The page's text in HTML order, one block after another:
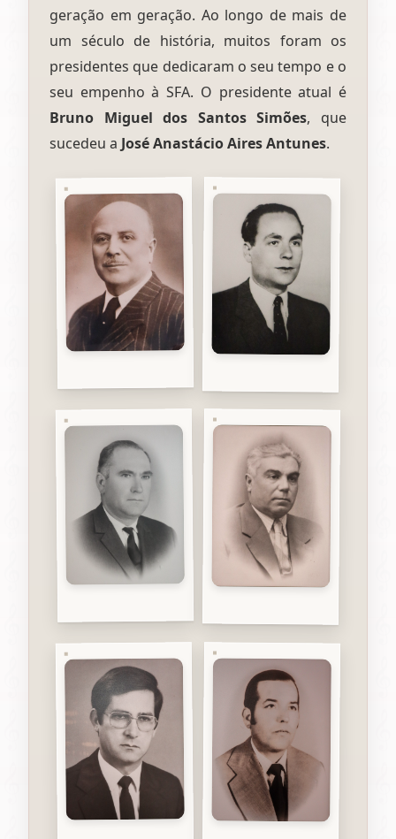
geração em geração. Ao longo de mais de
um século de história, muitos foram os
presidentes que dedicaram o seu tempo e o
seu empenho à SFA. O presidente atual é
Bruno Miguel dos Santos Simões, que
sucedeu a José Anastácio Aires Antunes.